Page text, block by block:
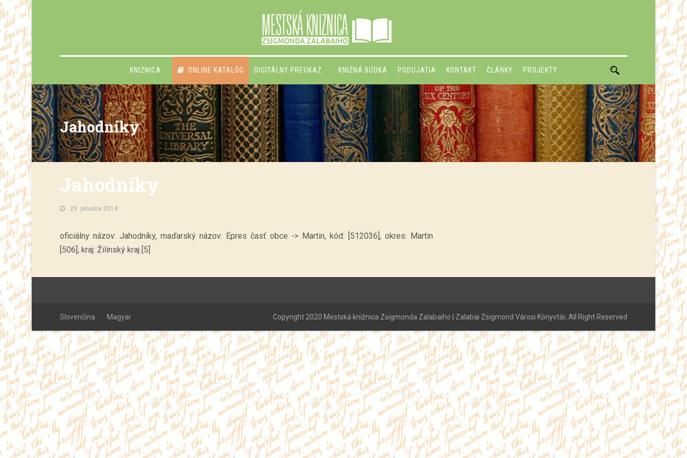
KNIŽNICA ONLINE KATALÓG DIGITÁLNY PREUKAZ KNIŽNÁ BÚDKA PODUJATIA KONTAKT ČLÁNKY PROJEKTY
Jahodníky
Jahodníky
29. januára 2014.
oficiálny názov: Jahodníky, maďarský názov: Epres časť obce -> Martin, kód: [512036], okres: Martin
[506], kraj: Žilinský kraj [5]
Slovenčina Magyar Copyright 2020 Mestská knižnica Zsigmonda Zalabaiho | Zalabai Zsigmond Városi Könyvtár, All Right Reserved